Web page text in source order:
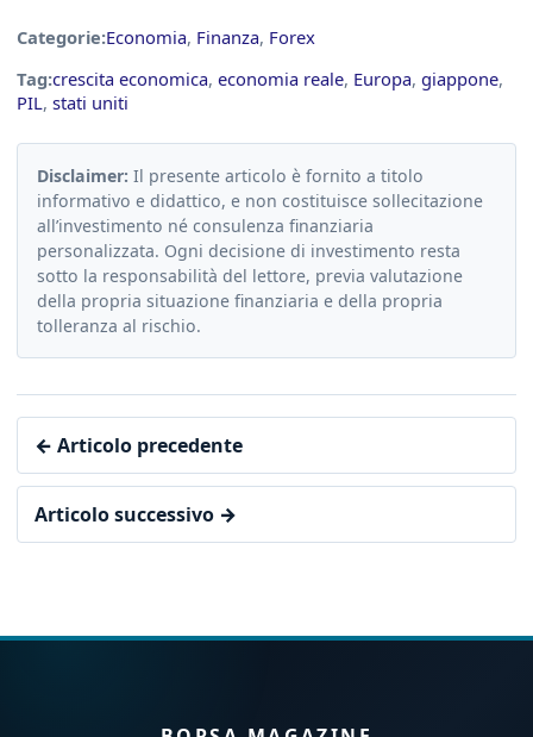
Categorie:Economia, Finanza, Forex
Tag:crescita economica, economia reale, Europa, giappone,
PIL, stati uniti
Disclaimer: Il presente articolo è fornito a titolo
informativo e didattico, e non costituisce sollecitazione
all’investimento né consulenza finanziaria
personalizzata. Ogni decisione di investimento resta
sotto la responsabilità del lettore, previa valutazione
della propria situazione finanziaria e della propria
tolleranza al rischio.
← Articolo precedente
Articolo successivo →